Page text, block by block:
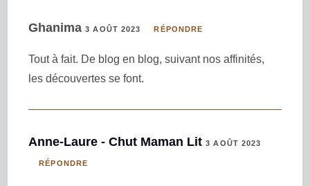
Ghanima3 AOÛT 2023 RÉPONDRE
Tout à fait. De blog en blog, suivant nos affinités,
les découvertes se font.
Anne-Laure - Chut Maman Lit 3 AOÛT 2023
RÉPONDRE